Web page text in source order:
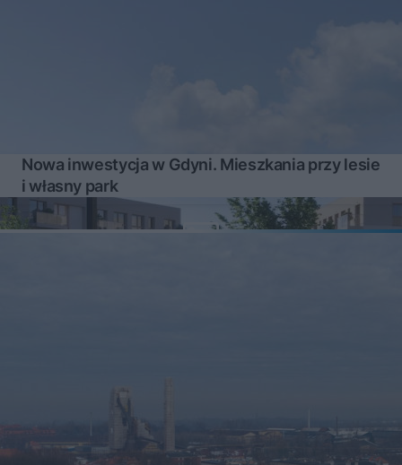
Nowa inwestycja w Gdyni. Mieszkania przy lesie
i własny park